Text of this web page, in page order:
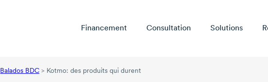
Financement Consultation Solutions
Balados BDC > Kotmo: des produits qui durent